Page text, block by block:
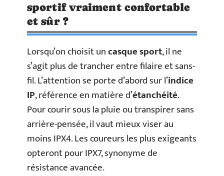
sportif vraiment confortable
et sûr ?
Lorsqu’on choisit uncasque sport, il ne
s’agit plus de trancher entre filaire et sans-
fil. L’attention se porte d’abord sur l’indice
IP, référence en matière d’étanchéité.
Pour courir sous la pluie ou transpirer sans
arrière-pensée, il vaut mieux viser au
moins IPX4. Les coureurs les plus exigeants
opteront pour IPX7, synonyme de
résistance avancée.